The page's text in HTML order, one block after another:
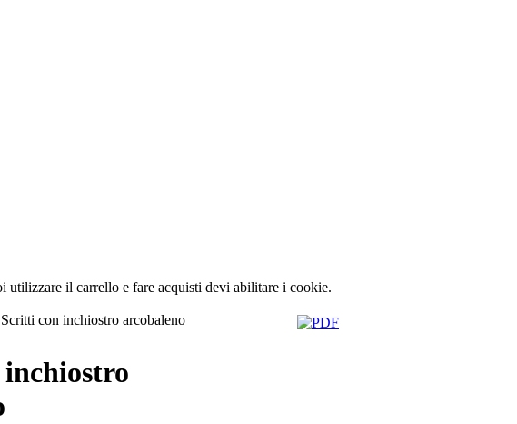
utilizzare il carrello e fare acquisti devi abilitare i cookie.
Scritti con inchiostro arcobaleno